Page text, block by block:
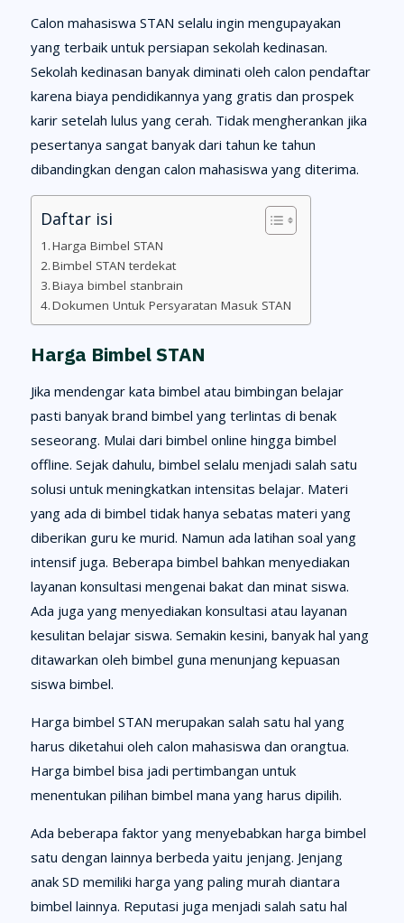
Calon mahasiswa STAN selalu ingin mengupayakan
yang terbaik untuk persiapan sekolah kedinasan.
Sekolah kedinasan banyak diminati oleh calon pendaftar
karena biaya pendidikannya yang gratis dan prospek
karir setelah lulus yang cerah. Tidak mengherankan jika
pesertanya sangat banyak dari tahun ke tahun
dibandingkan dengan calon mahasiswa yang diterima.
Daftar isi
Harga Bimbel STAN
Bimbel STAN terdekat
Biaya bimbel stanbrain
Dokumen Untuk Persyaratan Masuk STAN
Harga Bimbel STAN
Jika mendengar kata bimbel atau bimbingan belajar
pasti banyak brand bimbel yang terlintas di benak
seseorang. Mulai dari bimbel online hingga bimbel
offline. Sejak dahulu, bimbel selalu menjadi salah satu
solusi untuk meningkatkan intensitas belajar. Materi
yang ada di bimbel tidak hanya sebatas materi yang
diberikan guru ke murid. Namun ada latihan soal yang
intensif juga. Beberapa bimbel bahkan menyediakan
layanan konsultasi mengenai bakat dan minat siswa.
Ada juga yang menyediakan konsultasi atau layanan
kesulitan belajar siswa. Semakin kesini, banyak hal yang
ditawarkan oleh bimbel guna menunjang kepuasan
siswa bimbel.
Harga bimbel STAN merupakan salah satu hal yang
harus diketahui oleh calon mahasiswa dan orangtua.
Harga bimbel bisa jadi pertimbangan untuk
menentukan pilihan bimbel mana yang harus dipilih.
Ada beberapa faktor yang menyebabkan harga bimbel
satu dengan lainnya berbeda yaitu jenjang. Jenjang
anak SD memiliki harga yang paling murah diantara
bimbel lainnya. Reputasi juga menjadi salah satu hal